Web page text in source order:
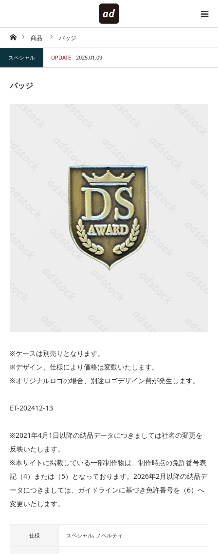
ホーム商品 バッジ
スペシャル UPDATE 2025.01.09
バッジ
※ケースは別売りとなります。
※デザイン、仕様により価格は変動いたします。
※オリジナルロゴの場合、別途ロゴデザイン費が発生します。
ET-202412-13
※2021年4月1日以降の納品データにつきましては社名の変更を
反映いたします。
※本サイトに掲載している一部制作物は、制作時点の免許番号表
記（4）または（5）となっております。2026年2月以降の納品デ
ータにつきましては、ガイドラインに基づき免許番号を（6）へ
変更いたします。
仕様 スペシャル ノベルティ
HOME
対象で探す
テイストで探す